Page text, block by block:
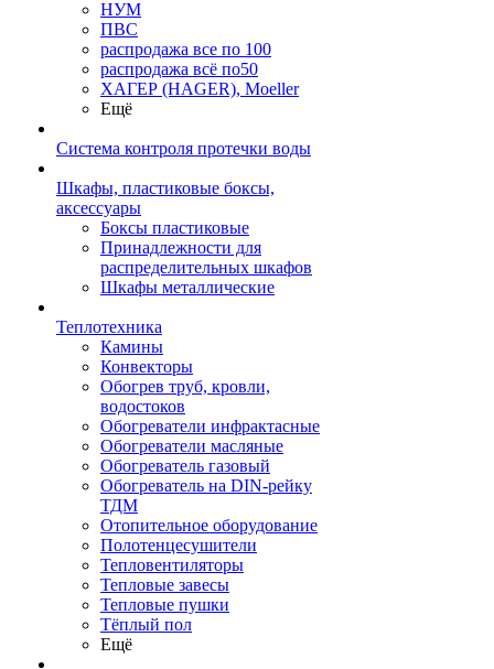
НУМ
ПВС
распродажа все по 100
распродажа всё по50
ХАГЕР (HAGER), Moeller
Ещё
Система контроля протечки воды
Шкафы, пластиковые боксы,
аксессуары
Боксы пластиковые
Принадлежности для
распределительных шкафов
Шкафы металлические
Теплотехника
Камины
Конвекторы
Обогрев труб, кровли,
водостоков
Обогреватели инфрактасные
Обогреватели масляные
Обогреватель газовый
Обогреватель на DIN-рейку
ТДМ
Отопительное оборудование
Полотенцесушители
Тепловентиляторы
Тепловые завесы
Тепловые пушки
Тёплый пол
Ещё